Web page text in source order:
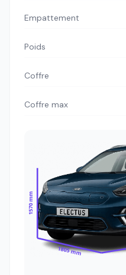
Empattement
Poids
Coffre
Coffre max
1570 mm
1805 mm